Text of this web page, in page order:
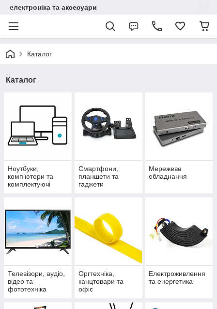
електроніка та аксесуари
Каталог
Каталог
Ноутбуки,
комп’ютери та
комплектуючі
Смартфони,
планшети та
гаджети
Мережеве
обладнання
Телевізори, аудіо,
відео та
фототехніка
Оргтехніка,
канцтовари та
офіс
Електроживлення
та енергетика